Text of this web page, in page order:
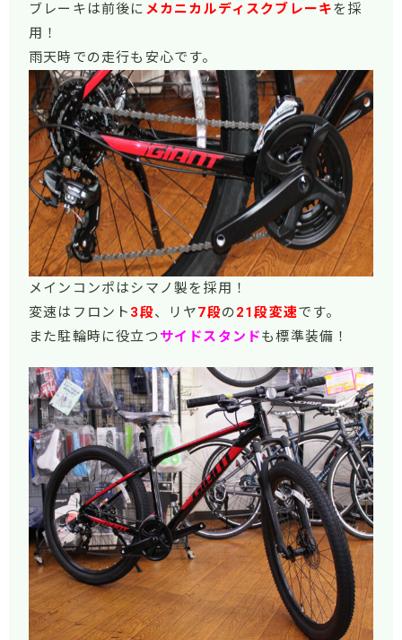
ブレーキは前後に メカニカルディスクブレーキを採
用！
雨天時での走行も安心です。
メインコンポはシマノ製を採用！
変速はフロント 3段、リヤ7段の 21段変速です。
また駐輪時に役立つ サイドスタンドも標準装備！